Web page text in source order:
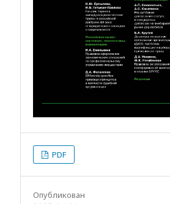
PDF
Опубликован